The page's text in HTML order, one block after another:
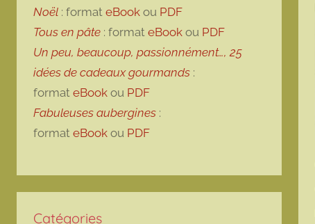
Noël : format eBook ou PDF
Tous en pâte : format eBook ou PDF
Un peu, beaucoup, passionnément…, 25
idées de cadeaux gourmands :
format eBook ou PDF
Fabuleuses aubergines :
format eBook ou PDF
Catégories